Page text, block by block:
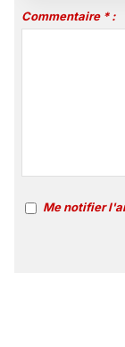
Commentaire * :
Me notifier